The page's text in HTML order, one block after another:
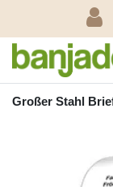
Großer Stahl